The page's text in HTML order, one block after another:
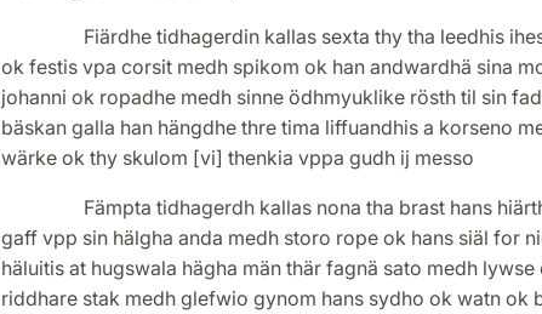
Fiärdhe tidhagerdin kallas sexta thy tha leedhis
ok festis vpa corsit medh spikom ok han andwardhä sina
johanni ok ropadhe medh sinne ödhmyuklike rösth til sin
bäskan galla han hängdhe thre tima liffuandhis a korseno
wärke ok thy skulom [vi] thenkia vppa gudh ij messo
Fämpta tidhagerdh kallas nona tha brast hans
gaff vpp sin hälgha anda medh storo rope ok hans siäl for
häluitis at hugswala hägha män thär fagnä sato medh lywse
riddhare stak medh glefwio gynom hans sydho ok watn ok